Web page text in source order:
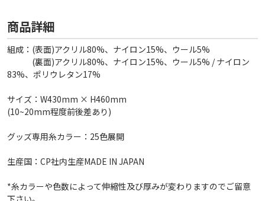
商品詳細
組成：(表面)アクリル80%、ナイロン15%、ウール5%
(裏面)アクリル80%、ナイロン15%、ウール5% / ナイロン
83%、ポリウレタン17%
サイズ：W430mm × H460mm
(10~20mm程度前後差あり)
グッズ専用糸カラー：25色展開
生産国：CP社内生産MADE IN JAPAN
*糸カラーや色数によって伸縮性及び厚みが変わりますのでご留意